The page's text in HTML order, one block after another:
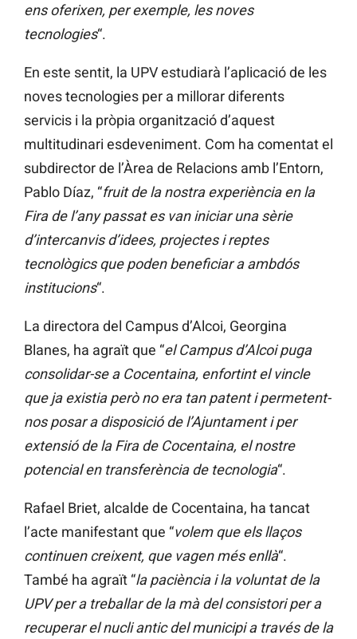
ens oferixen, per exemple, les noves
tecnologies“.
En este sentit, la UPV estudiarà l’aplicació de les
noves tecnologies per a millorar diferents
servicis i la pròpia organització d’aquest
multitudinari esdeveniment. Com ha comentat el
subdirector de l’Àrea de Relacions amb l’Entorn,
Pablo Díaz, “fruit de la nostra experiència en la
Fira de l’any passat es van iniciar una sèrie
d’intercanvis d’idees, projectes i reptes
tecnològicsque poden beneficiar a ambdós
institucions“.
La directora del Campus d’Alcoi, Georgina
Blanes, ha agraït que “el Campus d’Alcoi puga
consolidar-se a Cocentaina, enfortint el vincle
que ja existia però no era tan patent i permetent-
nos posar a disposició de l’Ajuntament i per
extensió de la Fira de Cocentaina, el nostre
potencial en transferència de tecnologia“.
Rafael Briet, alcalde de Cocentaina, ha tancat
l’acte manifestant que “volem que els llaços
continuen creixent, que vagen més enllà“.
També ha agraït “la paciència i la voluntat de la
UPV per a treballar de la mà del consistori per a
recuperar el nucli antic del municipi a través de la